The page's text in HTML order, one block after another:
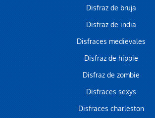
Disfraz de bruja
Disfraz de india
Disfraces medievales
Disfraz de hippie
Disfraz de zombie
Disfraces sexys
Disfraces charleston